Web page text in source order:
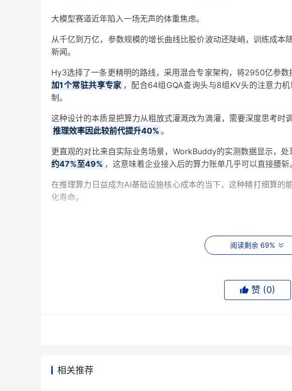
大模型赛道近年陷入一场无声的体重焦虑。
从千亿到万亿，参数规模的增长曲线比股价波动还陡峭，训练成本
新闻。
Hy3选择了一条更精明的路线，采用混合专家架构，将2950亿参数
加1个常驻共享专家 ，配合64组GQA查询头与8组KV头的注意力
制。
这种设计的本质是把算力从粗放式灌溉改为滴灌，需要深度思考时
推理效率因此较前代提升40% 。
更直观的对比来自实际业务场景，WorkBuddy的实测数据显示，处
约47%至49% ，这意味着企业接入后的算力账单几乎可以直接腰斩。
在推理算力日益成为AI基础设施核心成本的当下，这种精打细算的
化寿命。
从炼丹到流水线，两个月迭代的工业级节奏
两个月内，全球开发者与内部产品团队的反馈汇聚成具体的优化清
阅读剩余 69%
赞 (0)
相关推荐